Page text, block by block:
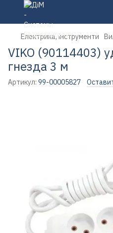
Електрика, інструменти
VIKO (90114403)
гнезда 3 м
Артикул: 99-00005827